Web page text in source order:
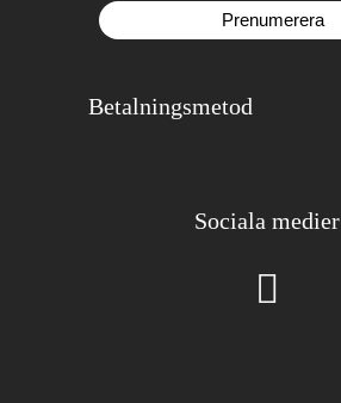
Betalningsmetod
Sociala medier